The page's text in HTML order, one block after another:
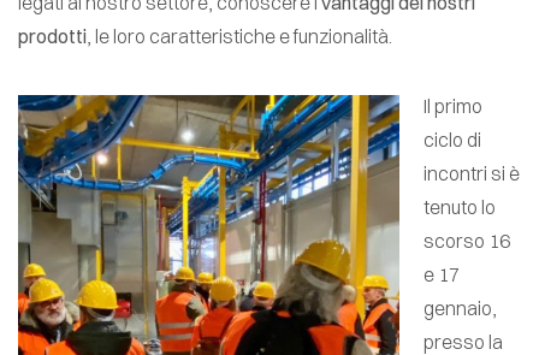
prodotti , le loro caratteristiche e funzionalità.
Il primo
ciclo di
incontri si è
tenuto lo
scorso 16
e 17
gennaio,
presso la